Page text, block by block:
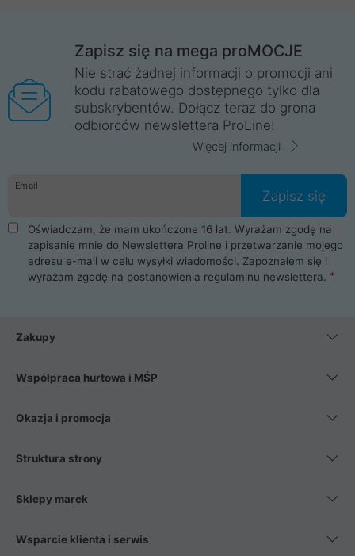
Zapisz się na mega proMOCJE
Nie strać żadnej informacji o promocji ani
kodu rabatowego dostępnego tylko dla
subskrybentów. Dołącz teraz do grona
odbiorców newslettera ProLine!
Więcej informacji
Email
Zapisz się
Oświadczam, że mam ukończone 16 lat. Wyrażam zgodę na
zapisanie mnie do Newslettera Proline i przetwarzanie mojego
adresu e-mail w celu wysyłki wiadomości. Zapoznałem się i
wyrażam zgodę na postanowienia regulaminu newslettera.
Zakupy
Współpraca hurtowa i MŚP
Okazja i promocja
Struktura strony
Sklepy marek
Wsparcie klienta i serwis